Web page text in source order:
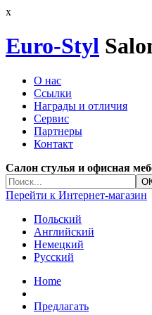
x
Euro-Styl
О нас
Ссылки
Награды и отличия
Сервис
Партнеры
Контакт
Салон стулья и офисная
Перейти к Интернет-магазин
Польский
Английский
Немецкий
Русский
Home
Предлагать